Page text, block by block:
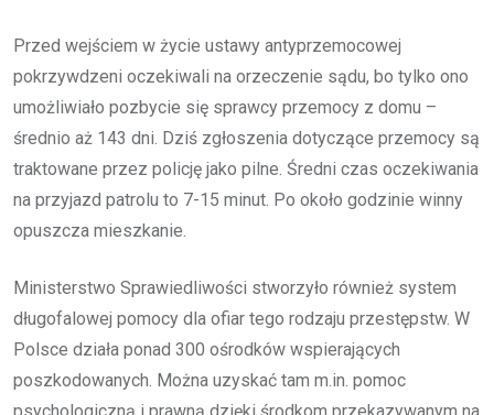
Przed wejściem w życie ustawy antyprzemocowej
pokrzywdzeni oczekiwali na orzeczenie sądu, bo tylko ono
umożliwiało pozbycie się sprawcy przemocy z domu –
średnio aż 143 dni. Dziś zgłoszenia dotyczące przemocy są
traktowane przez policję jako pilne. Średni czas oczekiwania
na przyjazd patrolu to 7-15 minut. Po około godzinie winny
opuszcza mieszkanie.
Ministerstwo Sprawiedliwości stworzyło również system
długofalowej pomocy dla ofiar tego rodzaju przestępstw. W
Polsce działa ponad 300 ośrodków wspierających
poszkodowanych. Można uzyskać tam m.in. pomoc
psychologiczną i prawną dzięki środkom przekazywanym na